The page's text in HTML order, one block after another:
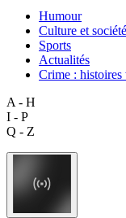
Humour
Culture et société
Sports
Actualités
Crime : histoires
A - H
I - P
Q - Z